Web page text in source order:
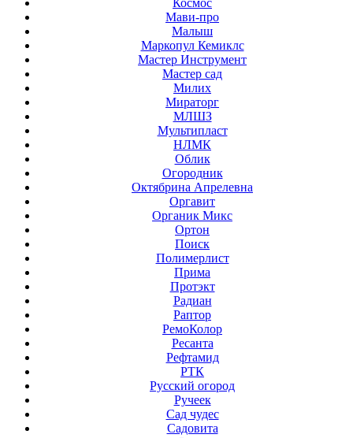
Космос
Мави-про
Малыш
Маркопул Кемиклс
Мастер Инструмент
Мастер сад
Милих
Мираторг
МЛШЗ
Мультипласт
НЛМК
Облик
Огородник
Октябрина Апрелевна
Оргавит
Органик Микс
Ортон
Поиск
Полимерлист
Прима
Протэкт
Радиан
Раптор
РемоКолор
Ресанта
Рефтамид
РТК
Русский огород
Ручеек
Сад чудес
Садовита